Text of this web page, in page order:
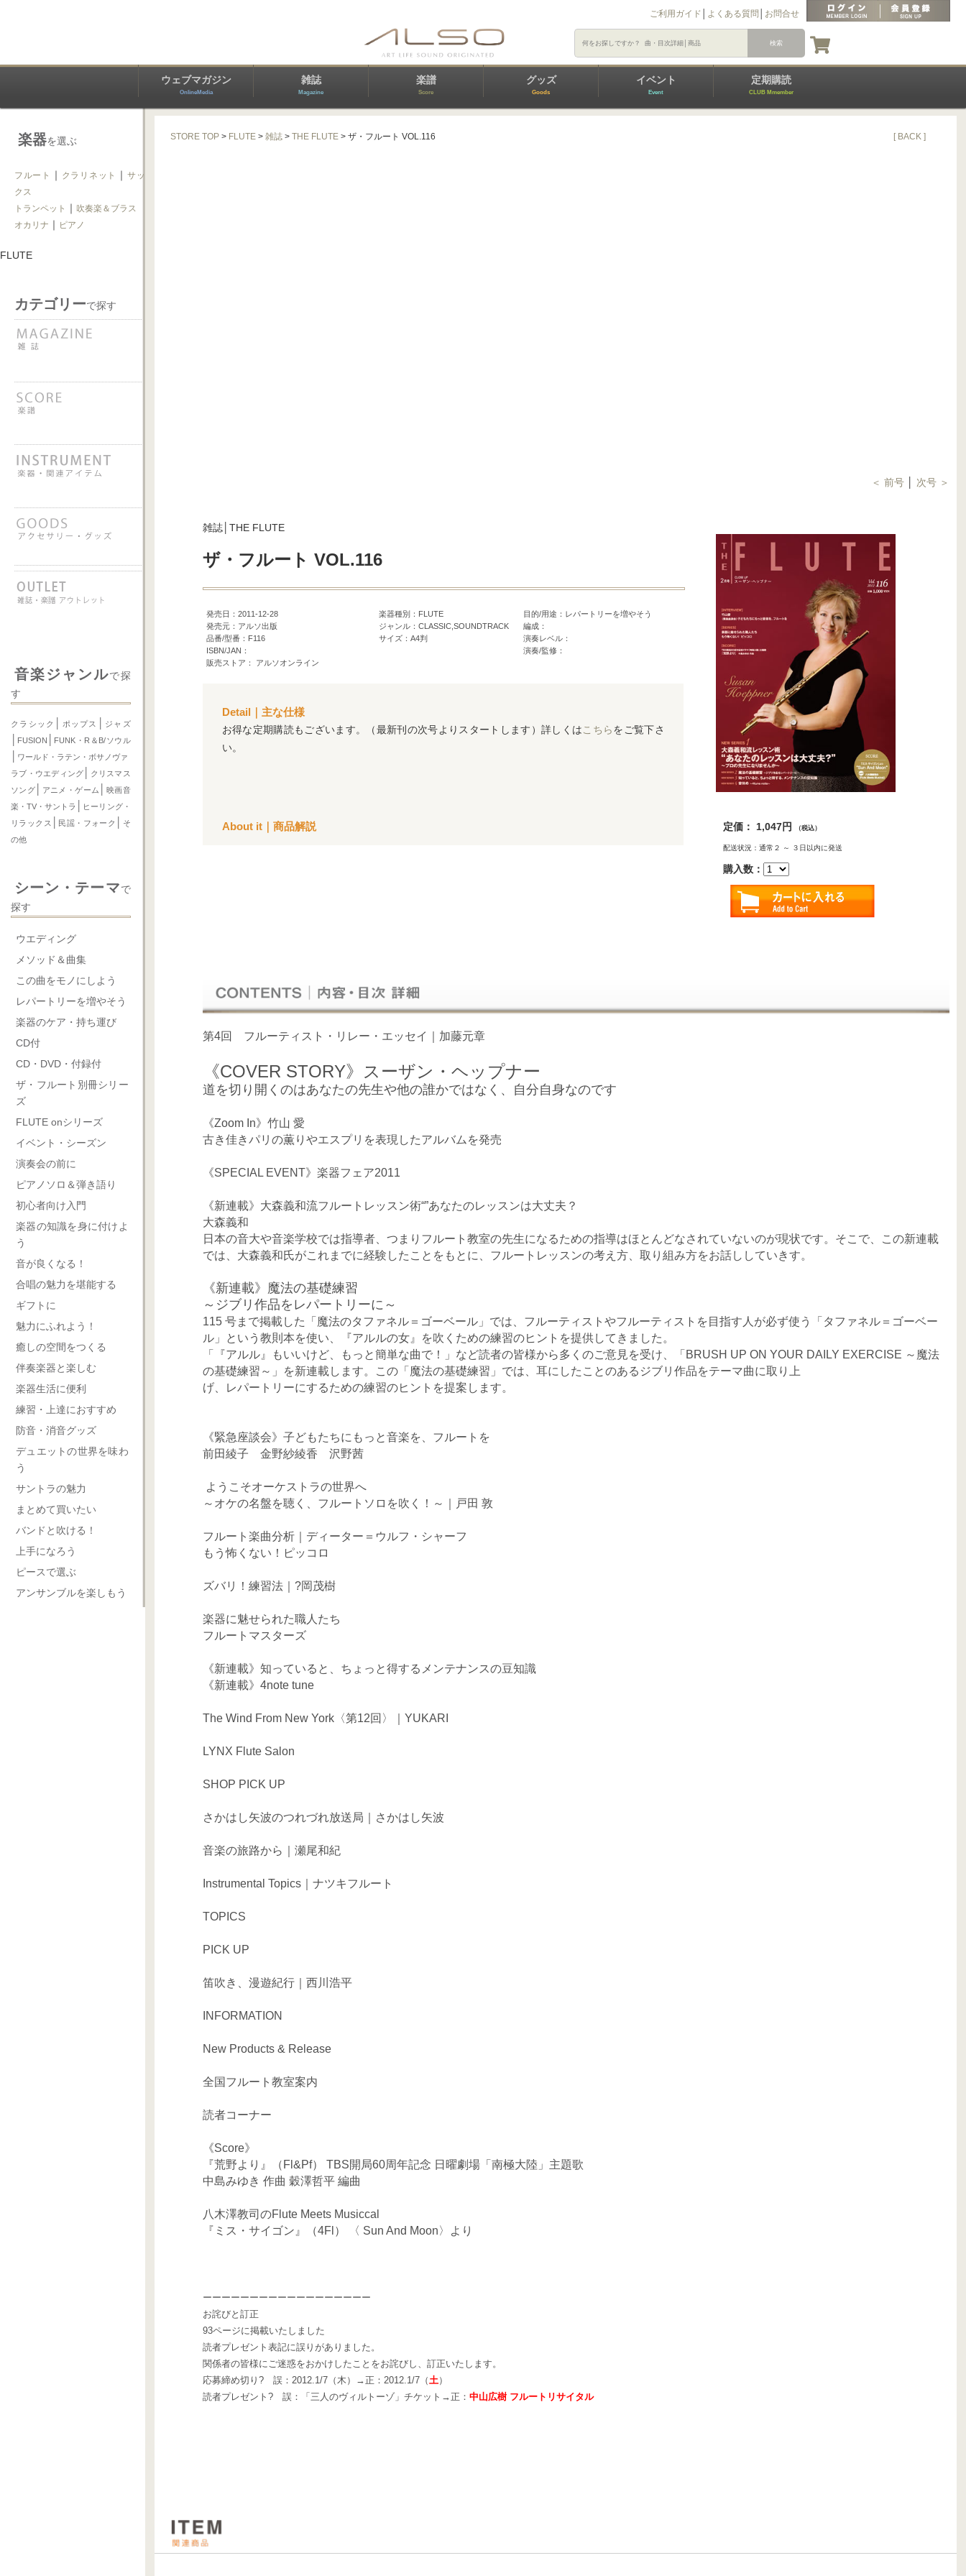
ご利用ガイド よくある質問 お問合せ
ウェブマガジン
OnlineMedia
雑誌
Magazine
楽譜
Score
グッズ
Goods
イベント
Event
定期購読
CLUB Mmember
楽器を選ぶ
フルート ｜ クラリネット ｜ サッ
クス
トランペット
｜ 吹奏楽＆ブラス
オカリナ ｜ ピアノ
FLUTE
カテゴリーで探す
音楽ジャンルで探
す
クラシック ポップス ジャズ
FUSION FUNK・R＆B/ソウル
ワールド・ラテン・ボサノヴァ
ラブ・ウエディング
クリスマス
ソング
アニメ・ゲーム
映画音
楽・TV・サントラ
ヒーリング・
リラックス
民謡・フォーク
そ
の他
シーン・テーマで
探す
ウエディング
メソッド＆曲集
この曲をモノにしよう
レパートリーを増やそう
楽器のケア・持ち運び
CD付
CD・DVD・付録付
ザ・フルート別冊シリー
ズ
FLUTE onシリーズ
イベント・シーズン
演奏会の前に
ピアノソロ＆弾き語り
初心者向け入門
楽器の知識を身に付けよ
う
音が良くなる！
合唱の魅力を堪能する
ギフトに
魅力にふれよう！
癒しの空間をつくる
伴奏楽器と楽しむ
楽器生活に便利
練習・上達におすすめ
防音・消音グッズ
デュエットの世界を味わ
う
サントラの魅力
まとめて買いたい
バンドと吹ける！
上手になろう
ピースで選ぶ
アンサンブルを楽しもう
STORE TOP > FLUTE >雑誌 >THE FLUTE > ザ・フルート VOL.116 [ BACK ]
＜ 前号 次号 ＞
雑誌│THE FLUTE
ザ・フルート VOL.116
発売日：2011-12-28
発売元：アルソ出版
品番/型番：F116
ISBN/JAN：
販売ストア： アルソオンライン
楽器種別：FLUTE
ジャンル：CLASSIC,SOUNDTRACK
サイズ：A4判
目的/用途：レパートリーを増やそう
編成：
演奏レベル：
演奏/監修：
Detail｜主な仕様
お得な定期購読もございます。（最新刊の次号よりスタートします）詳しくはこちらをご覧下さ
い。
About it｜商品解説 定価： 1,047円 （税込）
配送状況：通常２ ～ ３日以内に発送
購入数：
第4回 フルーティスト・リレー・エッセイ｜加藤元章
《COVER STORY》スーザン・ヘップナー
道を切り開くのはあなたの先生や他の誰かではなく、自分自身なのです
《Zoom In》竹山 愛
古き佳きパリの薫りやエスプリを表現したアルバムを発売
《SPECIAL EVENT》楽器フェア2011
《新連載》大森義和流フルートレッスン術“”あなたのレッスンは大丈夫？
大森義和
日本の音大や音楽学校では指導者、つまりフルート教室の先生になるための指導はほとんどなされていないのが現状です。そこで、この新連載
では、 大森義和氏がこれまでに経験したことをもとに、フルートレッスンの考え方、取り組み方をお話ししていきす。
《新連載》魔法の基礎練習
～ジブリ作品をレパートリーに～
115 号まで掲載した「魔法のタファネル＝ゴーベール」では、フルーティストやフルーティストを目指す人が必ず使う「タファネル＝ゴーベー
ル」という教則本を使い、『アルルの女』を吹くための練習のヒントを提供してきました。
「『アルル』もいいけど、もっと簡単な曲で！」など読者の皆様から多くのご意見を受け、「BRUSH UP ON YOUR DAILY EXERCISE ～魔法
の基礎練習～」を新連載します。この「魔法の基礎練習」では、耳にしたことのあるジブリ作品をテーマ曲に取り上
げ、レパートリーにするための練習のヒントを提案します。
《緊急座談会》子どもたちにもっと音楽を、フルートを
前田綾子 金野紗綾香 沢野茜
ようこそオーケストラの世界へ
～オケの名盤を聴く、フルートソロを吹く！～｜戸田 敦
フルート楽曲分析｜ディーター＝ウルフ・シャーフ
もう怖くない！ピッコロ
ズバリ！練習法｜?岡茂樹
楽器に魅せられた職人たち
フルートマスターズ
《新連載》知っていると、ちょっと得するメンテナンスの豆知識
《新連載》4note tune
The Wind From New York〈第12回〉｜YUKARI
LYNX Flute Salon
SHOP PICK UP
さかはし矢波のつれづれ放送局｜さかはし矢波
音楽の旅路から｜瀬尾和紀
Instrumental Topics｜ナツキフルート
TOPICS
PICK UP
笛吹き、漫遊紀行｜西川浩平
INFORMATION
New Products & Release
全国フルート教室案内
読者コーナー
《Score》
『荒野より』（Fl&Pf） TBS開局60周年記念 日曜劇場「南極大陸」主題歌
中島みゆき 作曲 穀澤哲平 編曲
八木澤教司のFlute Meets Musiccal
『ミス・サイゴン』（4Fl） 〈 Sun And Moon〉より
ーーーーーーーーーーーーーーーーーー
お詫びと訂正
93ページに掲載いたしました
読者プレゼント表記に誤りがありました。
関係者の皆様にご迷惑をおかけしたことをお詫びし、訂正いたします。
応募締め切り? 誤：2012.1/7（木）→正：2012.1/7（ 土 ）
読者プレゼント? 誤：「三人のヴィルトーゾ」チケット→正： 中山広樹 フルートリサイタル